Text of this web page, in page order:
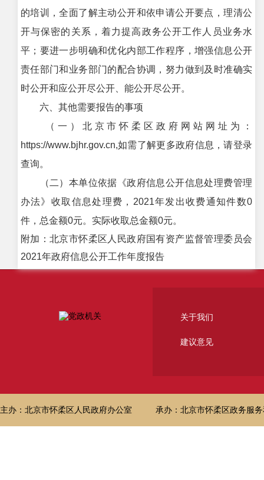
的培训，全面了解主动公开和依申请公开要点，理清公
开与保密的关系，着力提高政务公开工作人员业务水
平；要进一步明确和优化内部工作程序，增强信息公开
责任部门和业务部门的配合协调，努力做到及时准确实
时公开和应公开尽公开、能公开尽公开。
六、其他需要报告的事项
（一）北京市怀柔区政府网站网址为：
https://www.bjhr.gov.cn,如需了解更多政府信息，请登录
查询。
（二）本单位依据《政府信息公开信息处理费管理
办法》收取信息处理费，2021年发出收费通知件数0
件，总金额0元。实际收取总金额0元。
附加：北京市怀柔区人民政府国有资产监督管理委员会
2021年政府信息公开工作年度报告
关于我们
建议意见
主办：北京市怀柔区人民政府办公室 承办：北京市怀柔区政务服